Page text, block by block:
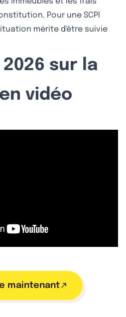
Pour une SCPI
mérite d'être suivie
sur la
vidéo
maintenant